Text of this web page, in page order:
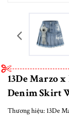
13De Marzo
Denim Skirt
Thương hiệu: 13De